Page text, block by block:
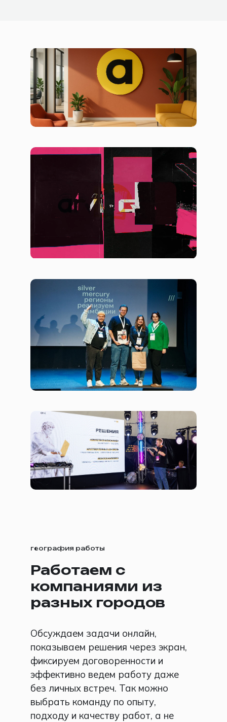
география работы
Работаем с
компаниями из
разных городов
Обсуждаем задачи онлайн,
показываем решения через экран,
фиксируем договоренности и
эффективно ведем работу даже
без личных встреч. Так можно
выбрать команду по опыту,
подходу и качеству работ, а не